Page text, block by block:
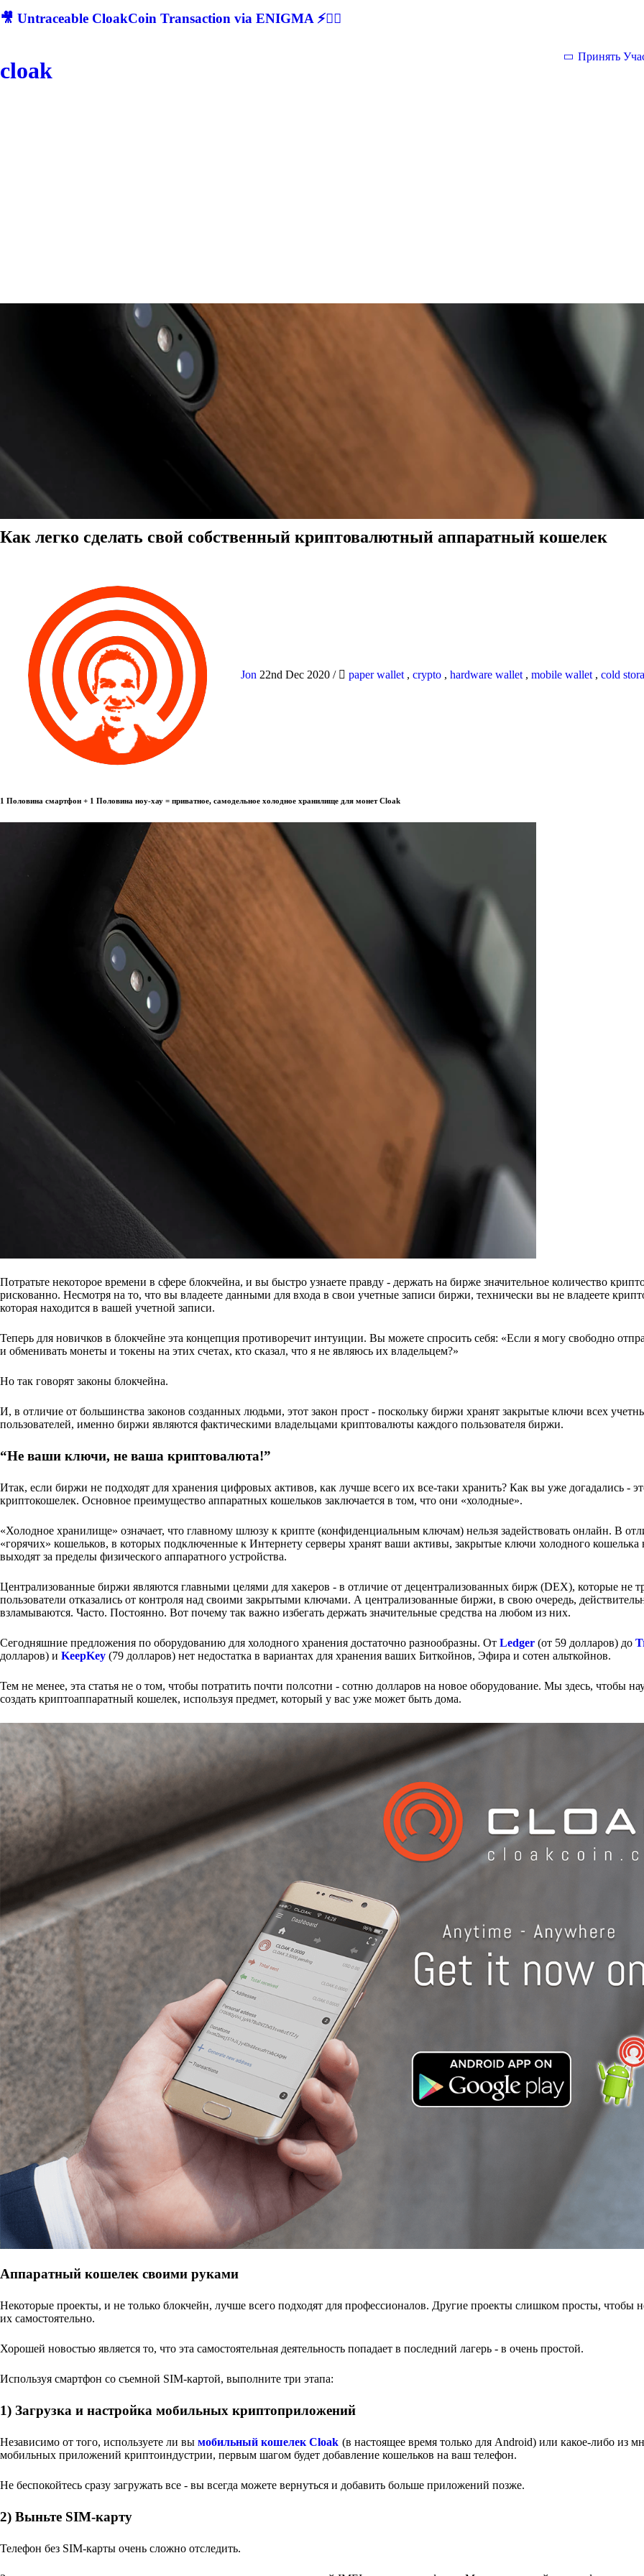
🎥 Untraceable CloakCoin Transaction via ENIGMA ⚡🕵‍♂
cloak
Принять
Как легко сделать свой собственный криптовалютный аппаратный кошелек
Jon 22nd Dec 2020 / paper wallet , crypto , hardware wallet , mobile wallet , cold
1 Половина смартфон + 1 Половина ноу-хау = приватное, самодельное холодное хранилище для монет Cloak
Потратьте некоторое времени в сфере блокчейна, и вы быстро узнаете правду - держать на бирже значительное количество
рискованно. Несмотря на то, что вы владеете данными для входа в свои учетные записи биржи, технически вы не владеете
которая находится в вашей учетной записи.
Теперь для новичков в блокчейне эта концепция противоречит интуиции. Вы можете спросить себя: «Если я могу свободно
и обменивать монеты и токены на этих счетах, кто сказал, что я не являюсь их владельцем?»
Но так говорят законы блокчейна.
И, в отличие от большинства законов созданных людьми, этот закон прост - поскольку биржи хранят закрытые ключи всех
пользователей, именно биржи являются фактическими владельцами криптовалюты каждого пользователя биржи.
“Не ваши ключи, не ваша криптовалюта!”
Итак, если биржи не подходят для хранения цифровых активов, как лучше всего их все-таки хранить? Как вы уже догадались -
криптокошелек. Основное преимущество аппаратных кошельков заключается в том, что они «холодные».
«Холодное хранилище» означает, что главному шлюзу к крипте (конфиденциальным ключам) нельзя задействовать онлайн. В
«горячих» кошельков, в которых подключенные к Интернету серверы хранят ваши активы, закрытые ключи холодного кошелька
выходят за пределы физического аппаратного устройства.
Централизованные биржи являются главными целями для хакеров - в отличие от децентрализованных бирж (DEX), которые не
пользователи отказались от контроля над своими закрытыми ключами. А централизованные биржи, в свою очередь,
взламываются. Часто. Постоянно. Вот почему так важно избегать держать значительные средства на любом из них.
Сегодняшние предложения по оборудованию для холодного хранения достаточно разнообразны. От Ledger (от 59 долларов) до
долларов) и KeepKey (79 долларов) нет недостатка в вариантах для хранения ваших Биткойнов, Эфира и сотен альткойнов.
Тем не менее, эта статья не о том, чтобы потратить почти полсотни - сотню долларов на новое оборудование. Мы здесь, чтобы
создать криптоаппаратный кошелек, используя предмет, который у вас уже может быть дома.
Аппаратный кошелек своими руками
Некоторые проекты, и не только блокчейн, лучше всего подходят для профессионалов. Другие проекты слишком просты, чтобы
их самостоятельно.
Хорошей новостью является то, что эта самостоятельная деятельность попадает в последний лагерь - в очень простой.
Используя смартфон со съемной SIM-картой, выполните три этапа:
1) Загрузка и настройка мобильных криптоприложений
Независимо от того, используете ли вы мобильный кошелек Cloak (в настоящее время только для Android) или какое-либо из
мобильных приложений криптоиндустрии, первым шагом будет добавление кошельков на ваш телефон.
Не беспокойтесь сразу загружать все - вы всегда можете вернуться и добавить больше приложений позже.
2) Выньте SIM-карту
Телефон без SIM-карты очень сложно отследить.